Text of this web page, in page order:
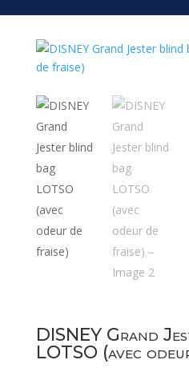
DISNEY Grand
LOTSO (avec